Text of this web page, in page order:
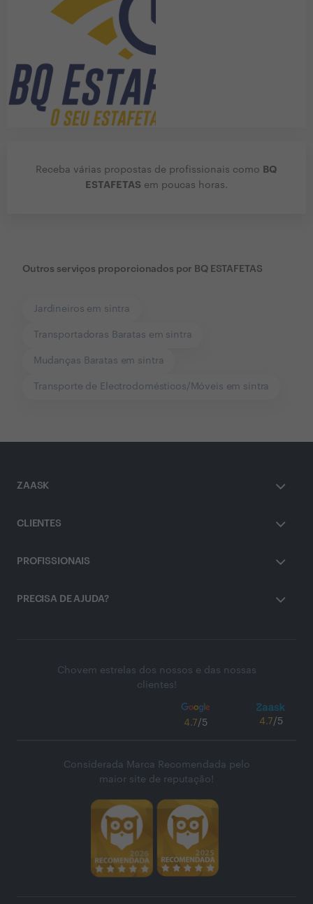
Receba várias propostas de profissionais como BQ
ESTAFETAS em poucas horas.
Outros serviços proporcionados por BQ ESTAFETAS
Jardineiros em sintra
Transportadoras Baratas em sintra
Mudanças Baratas em sintra
Transporte de Electrodomésticos/Móveis em sintra
ZAASK
CLIENTES
PROFISSIONAIS
PRECISA DE AJUDA?
Chovem estrelas dos nossos e das nossas
clientes!
4.7/5 4.7/5
Considerada Marca Recomendada pelo
maior site de reputação!